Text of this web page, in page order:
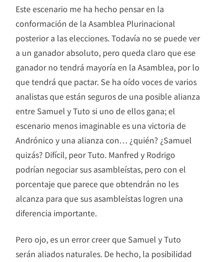
Este escenario me ha hecho pensar en la
conformación de la Asamblea Plurinacional
posterior a las elecciones. Todavía no se puede ver
a un ganador absoluto, pero queda claro que ese
ganador no tendrá mayoría en la Asamblea, por lo
que tendrá que pactar. Se ha oído voces de varios
analistas que están seguros de una posible alianza
entre Samuel y Tuto si uno de ellos gana; el
escenario menos imaginable es una victoria de
Andrónico y una alianza con… ¿quién? ¿Samuel
quizás? Difícil, peor Tuto. Manfred y Rodrigo
podrían negociar sus asambleístas, pero con el
porcentaje que parece que obtendrán no les
alcanza para que sus asambleístas logren una
diferencia importante.
Pero ojo, es un error creer que Samuel y Tuto
serán aliados naturales. De hecho, la posibilidad